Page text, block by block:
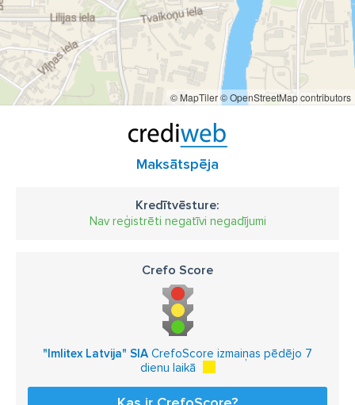
© MapTiler© OpenStreetMap contributors
Maksātspēja
Kredītvēsture:
Nav reģistrēti negatīvi negadījumi
Crefo Score
"Imlitex Latvija" SIA CrefoScore izmaiņas pēdējo 7
dienu laikā